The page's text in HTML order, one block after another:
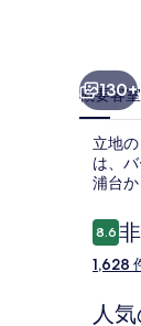
ャ
ラ
リ
ー
130+
概要客室
立地
は、
浦台
口
コ
ミ
8.610段
1,628
人